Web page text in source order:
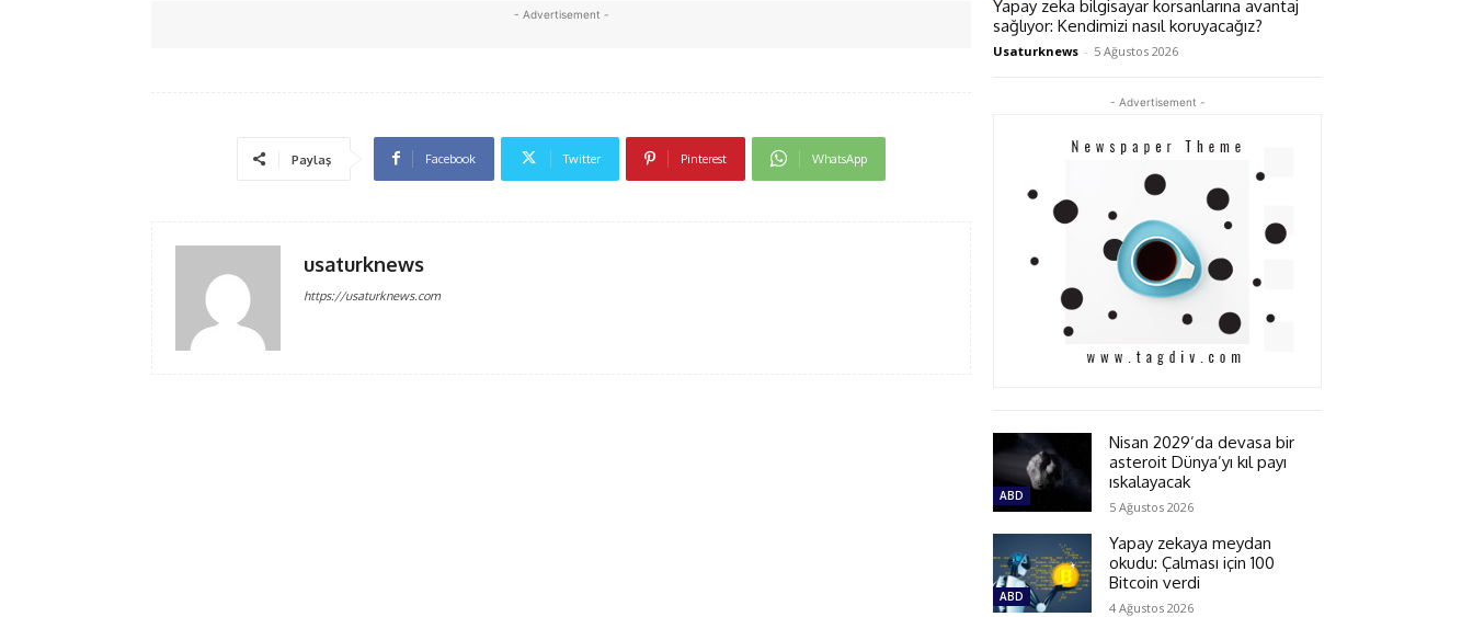
- Advertisement -
Paylaş Facebook Twitter Pinterest WhatsApp
usaturknews
https://usaturknews.com
Yapay zeka bilgisayar korsanlarına avantaj
sağlıyor: Kendimizi nasıl koruyacağız?
Usaturknews - 5 Ağustos 2026
- Advertisement -
ABD
Nisan 2029’da devasa bir
asteroit Dünya’yı kıl payı
ıskalayacak
5 Ağustos 2026
ABD
Yapay zekaya meydan
okudu: Çalması için 100
Bitcoin verdi
4 Ağustos 2026